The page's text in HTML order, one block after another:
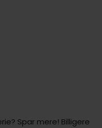
Spar mere! Billigere